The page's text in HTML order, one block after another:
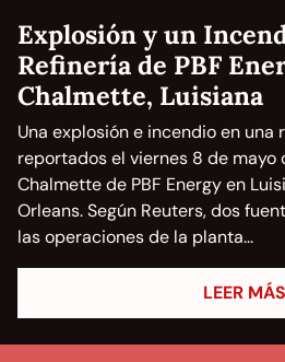
Explosión y un
Refinería de PBF
Chalmette, Luisiana
Una explosión e incendio en una
reportados el viernes 8 de mayo
Chalmette de PBF Energy en
Orleans. Según Reuters, dos
las operaciones de la planta...
LEER MÁS